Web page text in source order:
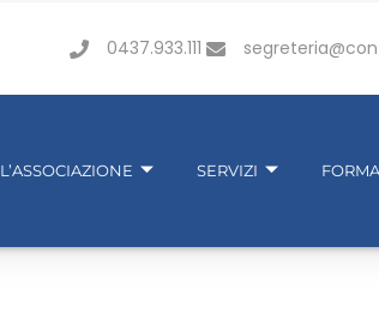
0437.933.111
L’ASSOCIAZIONE SERVIZI